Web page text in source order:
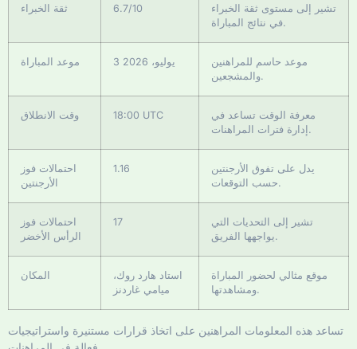
ثقة الخبراء 6.7/10
تشير إلى مستوى ثقة الخبراء
في نتائج المباراة.
موعد المباراة 3 يوليو، 2026
موعد حاسم للمراهنين
والمشجعين.
وقت الانطلاق 18:00 UTC
معرفة الوقت تساعد في
إدارة فترات المراهنات.
احتمالات فوز
الأرجنتين
1.16
يدل على تفوق الأرجنتين
حسب التوقعات.
احتمالات فوز
الرأس الأخضر
17
تشير إلى التحديات التي
يواجهها الفريق.
المكان
استاد هارد روك،
ميامي غاردنز
موقع مثالي لحضور المباراة
ومشاهدتها.
تساعد هذه المعلومات المراهنين على اتخاذ قرارات مستنيرة واستراتيجيات